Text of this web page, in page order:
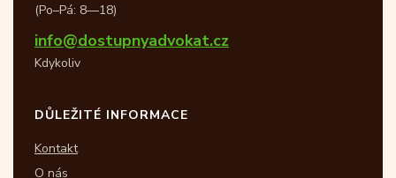
(Po–Pá: 8—18)
info@dostupnyadvokat.cz
Kdykoliv
DŮLEŽITÉ INFORMACE
Kontakt
O nás